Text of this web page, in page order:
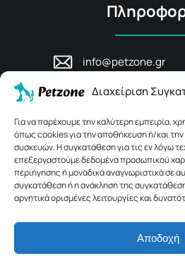
Διαχείριση
Για να παρέχουμε την καλύτερη εμπειρία,
όπως cookies για την αποθήκευση ή/και
συσκευών. Η συγκατάθεση για τις εν λόγω
επεξεργαστούμε δεδομένα προσωπικού
περιήγησης ή μοναδικά αναγνωριστικά σε
συγκατάθεση ή η ανάκληση της
αρνητικά ορισμένες λειτουργίες και
Αποδοχή
info@petzone.gr
Ρέθυμνο, Κρήτη